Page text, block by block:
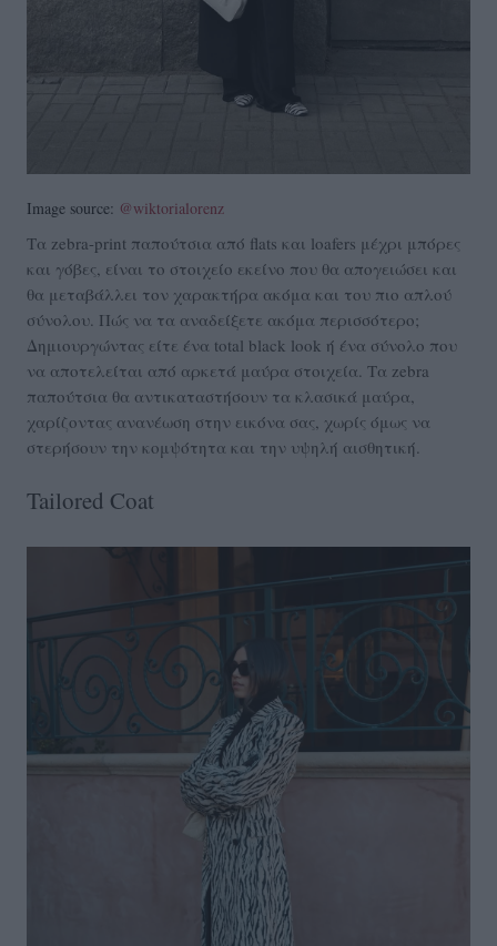
Image source: @wiktorialorenz
Τα zebra-print παπούτσια από flats και loafers μέχρι μπόρες
και γόβες, είναι το στοιχείο εκείνο που θα απογειώσει και
θα μεταβάλλει τον χαρακτήρα ακόμα και του πιο απλού
σύνολου. Πώς να τα αναδείξετε ακόμα περισσότερο;
Δημιουργώντας είτε ένα total black look ή ένα σύνολο που
να αποτελείται από αρκετά μαύρα στοιχεία. Τα zebra
παπούτσια θα αντικαταστήσουν τα κλασικά μαύρα,
χαρίζοντας ανανέωση στην εικόνα σας, χωρίς όμως να
στερήσουν την κομψότητα και την υψηλή αισθητική.
Tailored Coat